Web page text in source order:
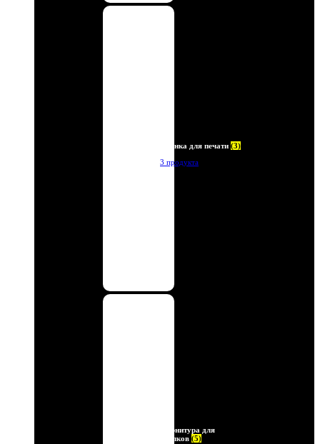
Пленка для печати (3)
3 продукта
Фурнитура для
брелков (5)